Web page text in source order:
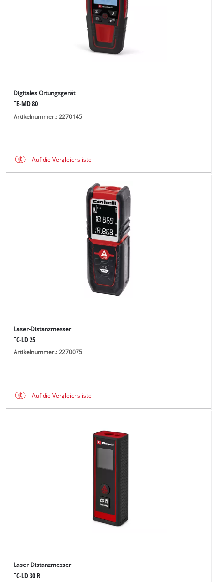
Digitales Ortungsgerät
TE-MD 80
Artikelnummer.: 2270145
Auf die Vergleichsliste
Laser-Distanzmesser
TC-LD 25
Artikelnummer.: 2270075
Auf die Vergleichsliste
Laser-Distanzmesser
TC-LD 30 R